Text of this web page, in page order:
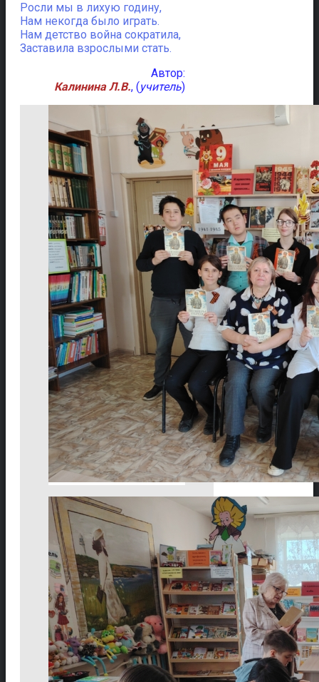
Росли мы в лихую годину,
Нам некогда было играть.
Нам детство война сократила,
Заставила взрослыми стать.
Автор:
Калинина Л.В., (учитель)